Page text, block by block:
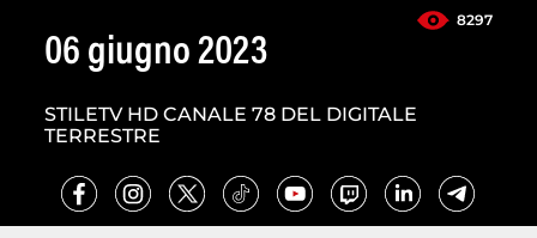
8297
06 giugno 2023
STILETV HD CANALE 78 DEL DIGITALE
TERRESTRE